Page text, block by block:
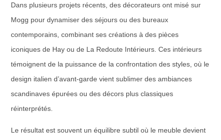
Dans plusieurs projets récents, des décorateurs ont misé sur
Mogg pour dynamiser des séjours ou des bureaux
contemporains, combinant ses créations à des pièces
iconiques de Hay ou de La Redoute Intérieurs. Ces intérieurs
témoignent de la puissance de la confrontation des styles, où le
design italien d’avant-garde vient sublimer des ambiances
scandinaves épurées ou des décors plus classiques
réinterprétés.
Le résultat est souvent un équilibre subtil où le meuble devient